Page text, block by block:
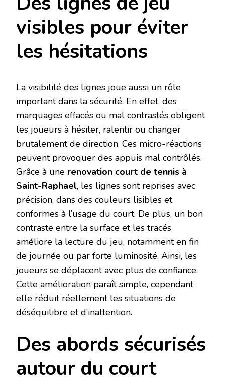
visibles pour éviter
les hésitations
La visibilité des lignes joue aussi un rôle
important dans la sécurité. En effet, des
marquages effacés ou mal contrastés obligent
les joueurs à hésiter, ralentir ou changer
brutalement de direction. Ces micro-réactions
peuvent provoquer des appuis mal contrôlés.
Grâce à une renovation court de tennis à
Saint-Raphael, les lignes sont reprises avec
précision, dans des couleurs lisibles et
conformes à l’usage du court. De plus, un bon
contraste entre la surface et les tracés
améliore la lecture du jeu, notamment en fin
de journée ou par forte luminosité. Ainsi, les
joueurs se déplacent avec plus de confiance.
Cette amélioration paraît simple, cependant
elle réduit réellement les situations de
déséquilibre et d’inattention.
Des abords sécurisés
autour du court